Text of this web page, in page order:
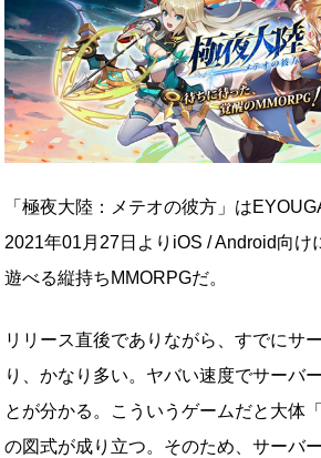
「極夜大陸：メテオの彼方」は
2021年01月27日よりiOS / Android向け
遊べる縦持ちMMORPGだ。
リリース直後でありながら、すでにサ
り、かなり多い。ヤバい速度でサーバ
とが分かる。こういうゲームだと大体
の図式が成り立つ。そのため、サーバ